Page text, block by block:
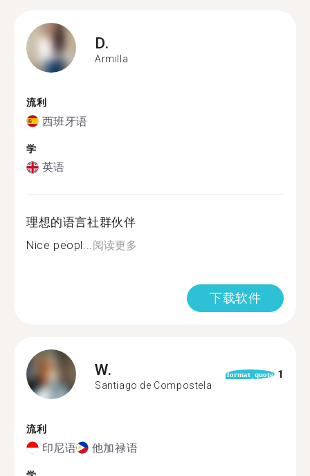
D.
Armilla
流利
西班牙语
学
英语
理想的语言社群伙伴
Nice peopl...阅读更多
下载软件
W.
Santiago de Compostela
format_quote 1
流利
印尼语 他加禄语